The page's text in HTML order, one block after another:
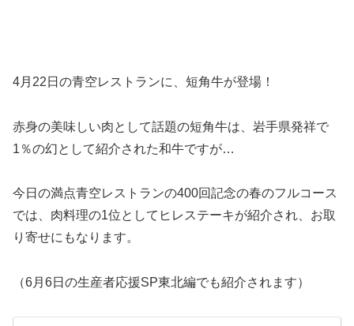
4月22日の青空レストランに、短角牛が登場！
赤身の美味しい肉として話題の短角牛は、岩手県発祥で
1％の幻として紹介された和牛ですが…
今日の満点青空レストランの400回記念の春のフルコース
では、肉料理の1位としてヒレステーキが紹介され、お取
り寄せにもなります。
（6月6日の生産者応援SP東北編でも紹介されます）